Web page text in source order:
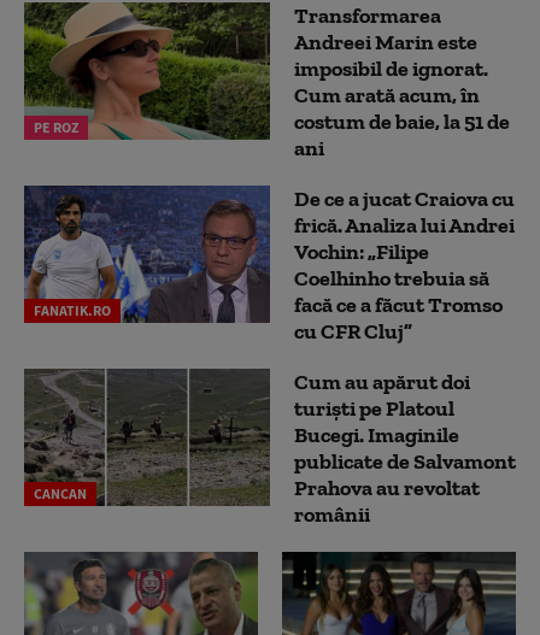
PE ROZ
Transformarea
Andreei Marin este
imposibil de ignorat.
Cum arată acum, în
costum de baie, la 51 de
ani
FANATIK.RO
De ce a jucat Craiova cu
frică. Analiza lui Andrei
Vochin: „Filipe
Coelhinho trebuia să
facă ce a făcut Tromso
cu CFR Cluj”
CANCAN
Cum au apărut doi
turiști pe Platoul
Bucegi. Imaginile
publicate de Salvamont
Prahova au revoltat
românii